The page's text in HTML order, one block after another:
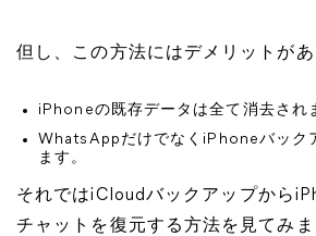
但し、この方法にはデメリットがあ
iPhoneの既存データは全て消去され
WhatsAppだけでなくiPhoneバック
ます。
それではiCloudバックアップから
チャットを復元する方法を見てみま